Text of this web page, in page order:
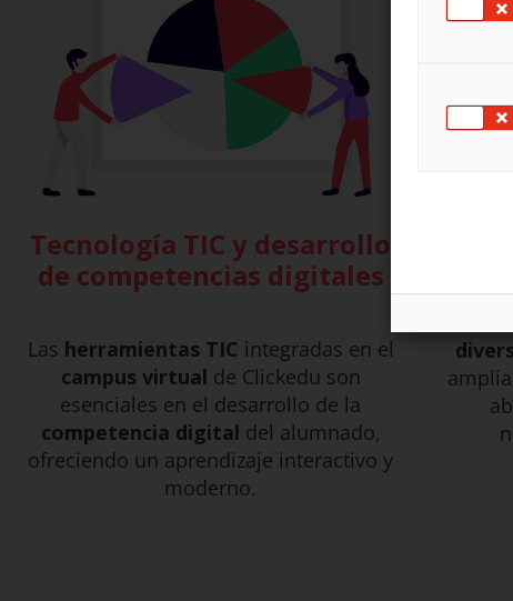
Tecnología TIC y desarrollo
de competencias digitales
Las herramientas TIC integradas en el
campus virtual de Clickedu son
esenciales en el desarrollo de la
competencia digital del alumnado,
ofreciendo un aprendizaje interactivo y
moderno.